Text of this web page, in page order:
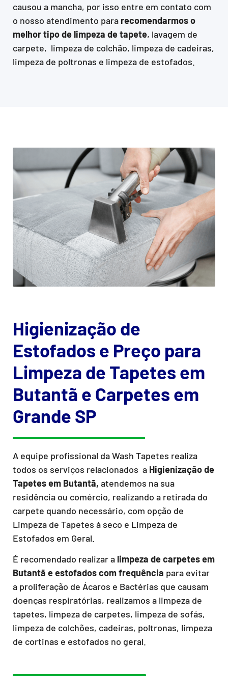
causou a mancha, por isso entre em contato com
o nosso atendimento para recomendarmos o
melhor tipo de limpeza de tapete, lavagem de
carpete, limpeza de colchão, limpeza de cadeiras,
limpeza de poltronas e limpeza de estofados.
Higienização de
Estofados e Preço para
Limpeza de Tapetes em
Butantã e Carpetes em
Grande SP
A equipe profissional da Wash Tapetes realiza
todos os serviços relacionados a Higienização de
Tapetes em Butantã, atendemos na sua
residência ou comércio, realizando a retirada do
carpete quando necessário, com opção de
Limpeza de Tapetes à seco e Limpeza de
Estofados em Geral.
É recomendado realizar a limpeza de carpetes em
Butantã e estofados com frequência para evitar
a proliferação de Ácaros e Bactérias que causam
doenças respiratórias, realizamos a limpeza de
tapetes, limpeza de carpetes, limpeza de sofás,
limpeza de colchões, cadeiras, poltronas, limpeza
de cortinas e estofados no geral.